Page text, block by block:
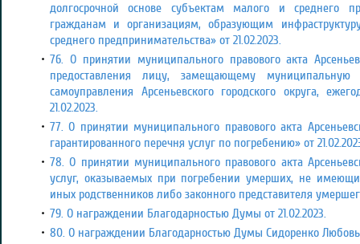
долгосрочной основе субъектам малого и среднего
гражданам и организациям, образующим
среднего предпринимательства» от 21.02.2023.
76. О принятии муниципального правового акта
предоставления лицу, замещающему
самоуправления Арсеньевского городского округа,
21.02.2023.
77. О принятии муниципального правового акта
гарантированного перечня услуг по погребению» от
78. О принятии муниципального правового акта
услуг, оказываемых при погребении умерших, не
иных родственников либо законного представителя
79. О награждении Благодарностью Думы от 21.02.2023.
80. О награждении Благодарностью Думы Сидоренко Любовь